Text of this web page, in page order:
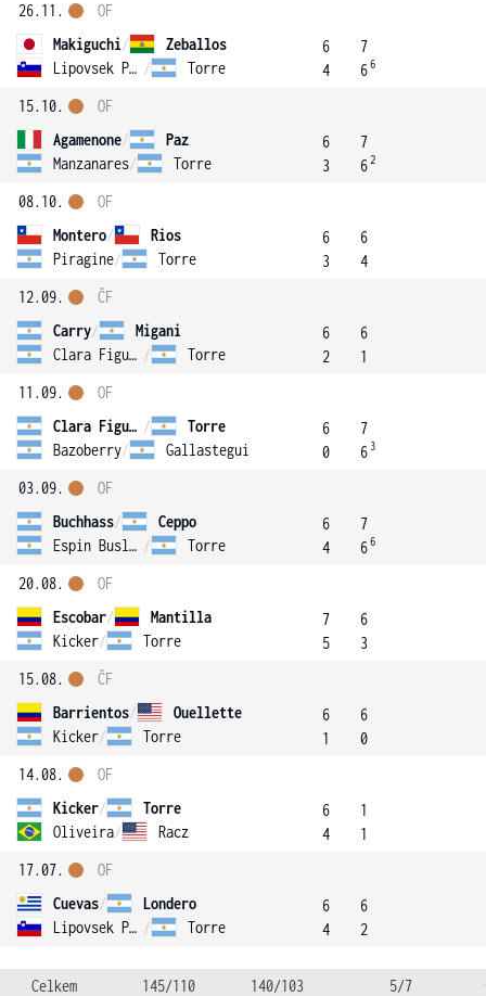
26.11.
Makiguchi/
Zeballos
Lipovsek Puches / Torre
OF
6
4
7
66
15.10.
Agamenone/
Paz
Manzanares/ Torre
OF
6
3
7
62
08.10.
Montero/
Rios
Piragine/ Torre
OF
6
3
6
4
12.09.
Carry/
Migani
Clara Figueroa / Torre
ČF
6
2
6
1
11.09.
Clara Figueroa /
Torre
Bazoberry/ Gallastegui
OF
6
0
7
6 3
03.09.
Buchhass/
Ceppo
Espin Busleiman / Torre
OF
6
4
7
66
20.08.
Escobar/
Mantilla
Kicker/ Torre
OF
7
5
6
3
15.08.
Barrientos/
Ouellette
Kicker/ Torre
ČF
6
1
6
0
14.08.
Kicker/
Torre
Oliveira/ Racz
OF
6
4
1
1
17.07.
Cuevas/
Londero
Lipovsek Puches / Torre
OF
6
4
6
2
Celkem 145/110 140/103 5/7